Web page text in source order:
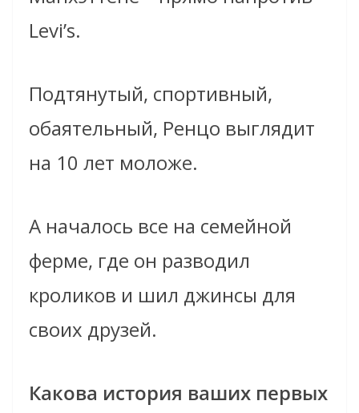
Levi’s.
Подтянутый, спортивный,
обаятельный, Ренцо выглядит
на 10 лет моложе.
А началось все на семейной
ферме, где он разводил
кроликов и шил джинсы для
своих друзей.
Какова история ваших первых